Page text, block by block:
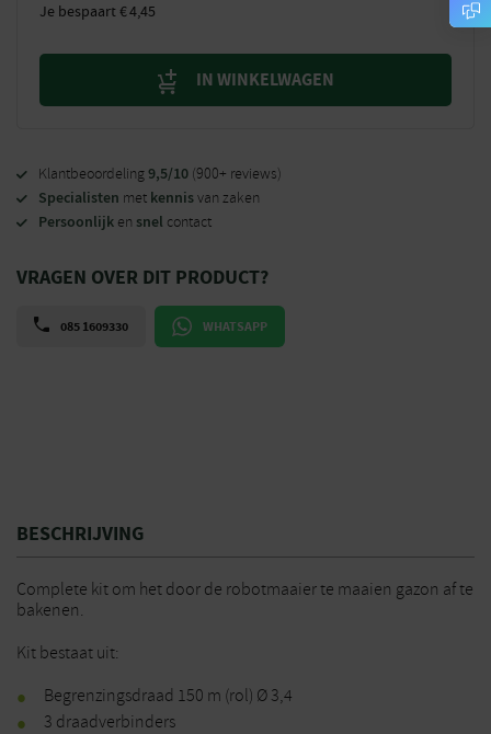
Je bespaart€4,45
IN WINKELWAGEN
Klantbeoordeling9,5/10 (900+ reviews)
Specialisten met kennisvan zaken
Persoonlijk en snel contact
VRAGEN OVER DIT PRODUCT?
085 1609330 WHATSAPP
BESCHRIJVING
Complete kit om het door de robotmaaier te maaien gazon af te
bakenen.
Kit bestaat uit:
Begrenzingsdraad 150 m (rol) Ø 3,4
3 draadverbinders